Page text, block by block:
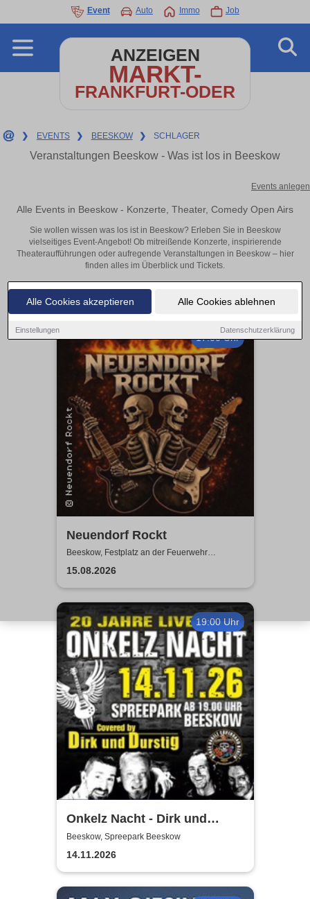
Alle Cookies akzeptieren Alle Cookies ablehnen
Einstellungen Datenschutzerklärung
Event Auto Immo Job
ANZEIGEN
MARKT-
FRANKFURT-ODER
❯ EVENTS ❯ BEESKOW ❯ SCHLAGER
Veranstaltungen Beeskow - Was ist los in Beeskow
Events anlegen
Alle Events in Beeskow - Konzerte, Theater, Comedy Open Airs
Sie wollen wissen was los ist in Beeskow? Erleben Sie in Beeskow
vielseitiges Event-Angebot! Ob mitreißende Konzerte, inspirierende
Theateraufführungen oder aufregende Veranstaltungen in Beeskow – hier
finden alles im Überblick und Tickets.
17:00 Uhr
Neuendorf Rockt
Beeskow, Festplatz an der Feuerwehr
Neuendorf
15.08.2026
19:00 Uhr
Onkelz Nacht - Dirk und
Durstig |20 Jahre Live Tour
Beeskow, Spreepark Beeskow
14.11.2026